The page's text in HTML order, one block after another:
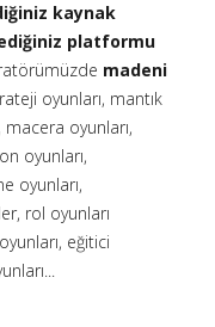
kaynak
platformu
madeni
oyunları, mantık
macera oyunları,
oyunları,
oyunları,
rol oyunları
eğitici